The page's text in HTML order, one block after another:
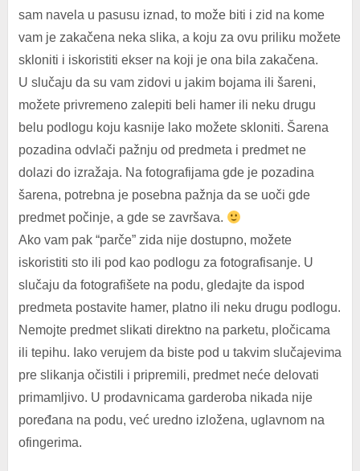
sam navela u pasusu iznad, to može biti i zid na kome
vam je zakačena neka slika, a koju za ovu priliku možete
skloniti i iskoristiti ekser na koji je ona bila zakačena.
U slučaju da su vam zidovi u jakim bojama ili šareni,
možete privremeno zalepiti beli hamer ili neku drugu
belu podlogu koju kasnije lako možete skloniti. Šarena
pozadina odvlači pažnju od predmeta i predmet ne
dolazi do izražaja. Na fotografijama gde je pozadina
šarena, potrebna je posebna pažnja da se uoči gde
predmet počinje, a gde se završava.
Ako vam pak “parče” zida nije dostupno, možete
iskoristiti sto ili pod kao podlogu za fotografisanje. U
slučaju da fotografišete na podu, gledajte da ispod
predmeta postavite hamer, platno ili neku drugu podlogu.
Nemojte predmet slikati direktno na parketu, pločicama
ili tepihu. Iako verujem da biste pod u takvim slučajevima
pre slikanja očistili i pripremili, predmet neće delovati
primamljivo. U prodavnicama garderoba nikada nije
poređana na podu, već uredno izložena, uglavnom na
ofingerima.